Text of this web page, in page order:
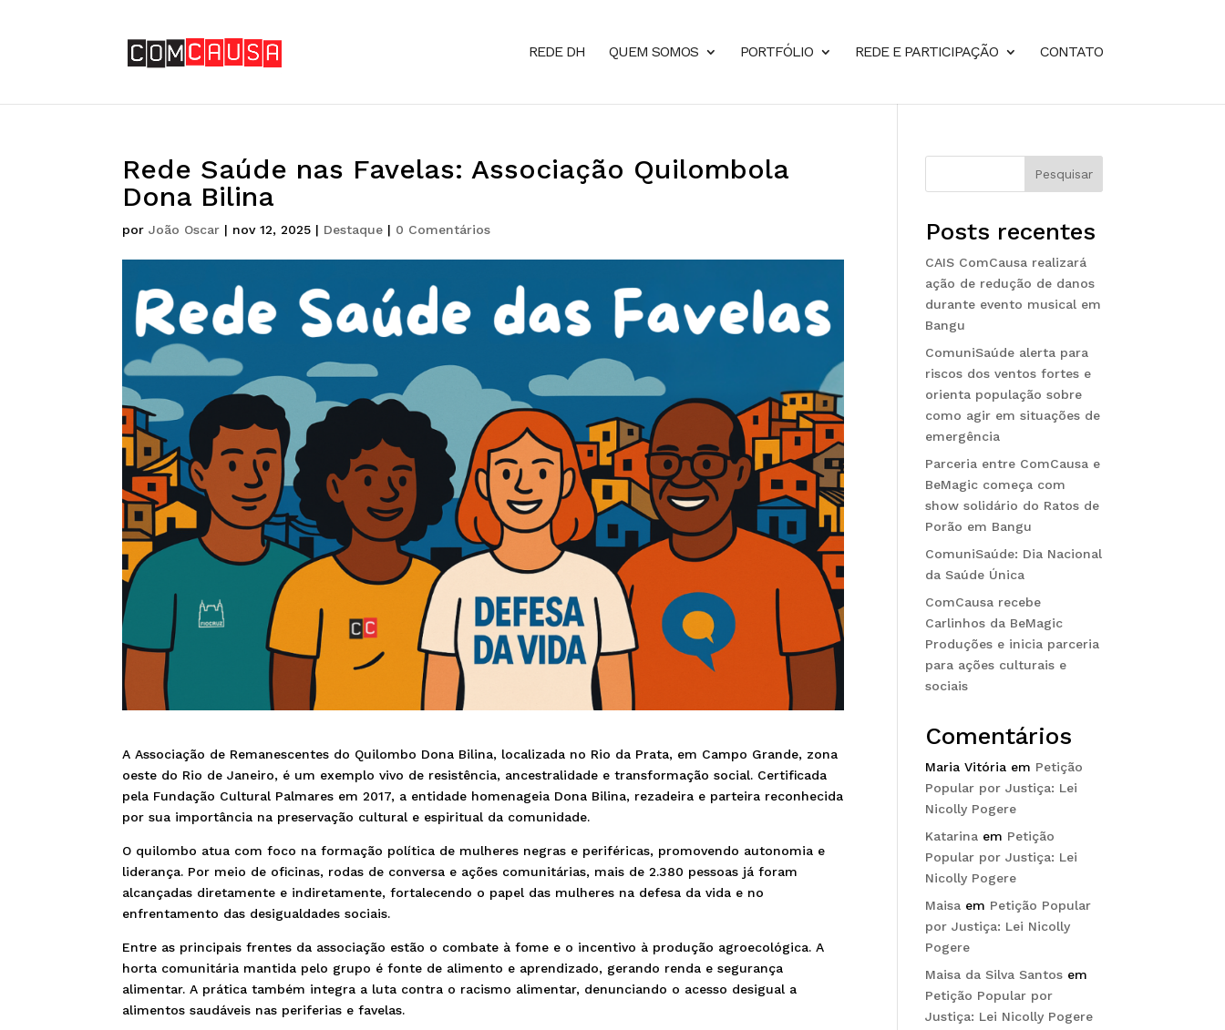
REDE DH QUEM SOMOS PORTFÓLIO REDE E PARTICIPAÇÃO CONTATO
Rede Saúde nas Favelas: Associação Quilombola
Dona Bilina
porJoão Oscar | nov 12, 2025 | Destaque | 0 Comentários
A Associação de Remanescentes do Quilombo Dona Bilina, localizada no Rio da Prata, em Campo Grande, zona
oeste do Rio de Janeiro, é um exemplo vivo de resistência, ancestralidade e transformação social. Certificada
pela Fundação Cultural Palmares em 2017, a entidade homenageia Dona Bilina, rezadeira e parteira reconhecida
por sua importância na preservação cultural e espiritual da comunidade.
O quilombo atua com foco na formação política de mulheres negras e periféricas, promovendo autonomia e
liderança. Por meio de oficinas, rodas de conversa e ações comunitárias, mais de 2.380 pessoas já foram
alcançadas diretamente e indiretamente, fortalecendo o papel das mulheres na defesa da vida e no
enfrentamento das desigualdades sociais.
Entre as principais frentes da associação estão o combate à fome e o incentivo à produção agroecológica. A
horta comunitária mantida pelo grupo é fonte de alimento e aprendizado, gerando renda e segurança
alimentar. A prática também integra a luta contra o racismo alimentar, denunciando o acesso desigual a
alimentos saudáveis nas periferias e favelas.
Pesquisar
Posts recentes
CAIS ComCausa realizará
ação de redução de danos
durante evento musical em
Bangu
ComuniSaúde alerta para
riscos dos ventos fortes e
orienta população sobre
como agir em situações de
emergência
Parceria entre ComCausa e
BeMagic começa com
show solidário do Ratos de
Porão em Bangu
ComuniSaúde: Dia Nacional
da Saúde Única
ComCausa recebe
Carlinhos da BeMagic
Produções e inicia parceria
para ações culturais e
sociais
Comentários
Maria Vitória em Petição
Popular por Justiça: Lei
Nicolly Pogere
Katarina em Petição
Popular por Justiça: Lei
Nicolly Pogere
Maisa em Petição Popular
por Justiça: Lei Nicolly
Pogere
Maisa da Silva Santos em
Petição Popular por
Justiça: Lei Nicolly Pogere